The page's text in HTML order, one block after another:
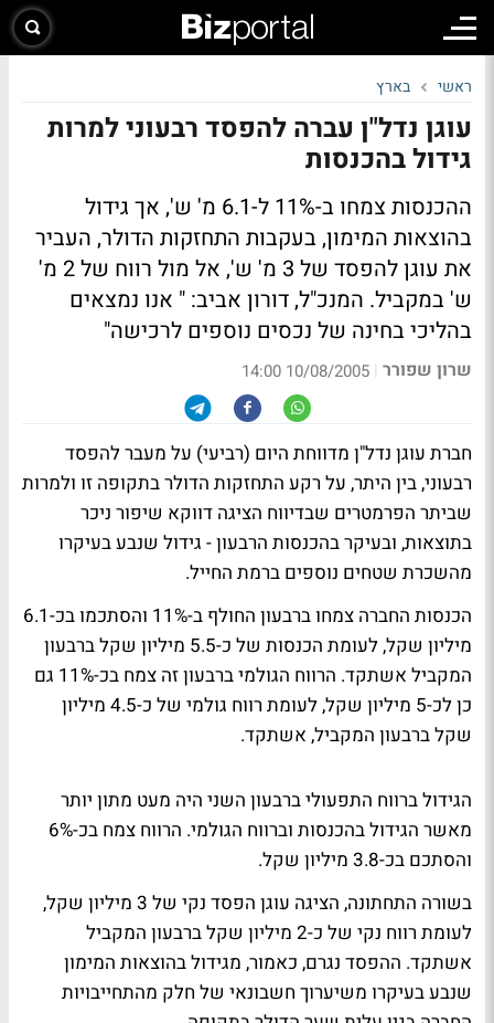
ראשי בארץ
עוגן נדל"ן עברה להפסד רבעוני למרות
גידול בהכנסות
ההכנסות צמחו ב-11% ל-6.1 מ' ש', אך גידול
בהוצאות המימון, בעקבות התחזקות הדולר, העביר
את עוגן להפסד של 3 מ' ש', אל מול רווח של 2 מ'
ש' במקביל. המנכ"ל, דורון אביב: " אנו נמצאים
בהליכי בחינה של נכסים נוספים לרכישה"
שרון שפורר |
10/08/2005 14:00
חברת עוגן נדל"ן מדווחת היום (רביעי) על מעבר להפסד
רבעוני, בין היתר, על רקע התחזקות הדולר בתקופה זו ולמרות
שביתר הפרמטרים שבדיווח הציגה דווקא שיפור ניכר
בתוצאות, ובעיקר בהכנסות הרבעון - גידול שנבע בעיקרו
מהשכרת שטחים נוספים ברמת החייל.
הכנסות החברה צמחו ברבעון החולף ב-11% והסתכמו בכ-6.1
מיליון שקל, לעומת הכנסות של כ-5.5 מיליון שקל ברבעון
המקביל אשתקד. הרווח הגולמי ברבעון זה צמח בכ-11% גם
כן לכ-5 מיליון שקל, לעומת רווח גולמי של כ-4.5 מיליון
שקל ברבעון המקביל, אשתקד.
הגידול ברווח התפעולי ברבעון השני היה מעט מתון יותר
מאשר הגידול בהכנסות וברווח הגולמי. הרווח צמח בכ-6%
והסתכם בכ-3.8 מיליון שקל.
בשורה התחתונה, הציגה עוגן הפסד נקי של 3 מיליון שקל,
לעומת רווח נקי של כ-2 מיליון שקל ברבעון המקביל
אשתקד. ההפסד נגרם, כאמור, מגידול בהוצאות המימון
שנבע בעיקרו משיערוך חשבונאי של חלק מהתחייבויות